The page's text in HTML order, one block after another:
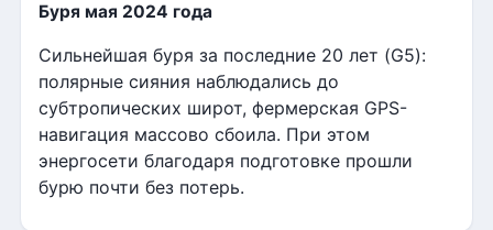
Буря мая 2024 года
Сильнейшая буря за последние 20 лет (G5):
полярные сияния наблюдались до
субтропических широт, фермерская GPS-
навигация массово сбоила. При этом
энергосети благодаря подготовке прошли
бурю почти без потерь.